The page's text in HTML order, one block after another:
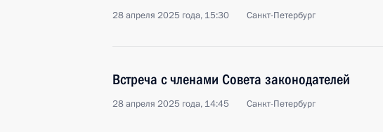
28 апреля 2025 года, 15:30 Санкт-Петербург
Встреча с членами Совета законодателей
28 апреля 2025 года, 14:45 Санкт-Петербург